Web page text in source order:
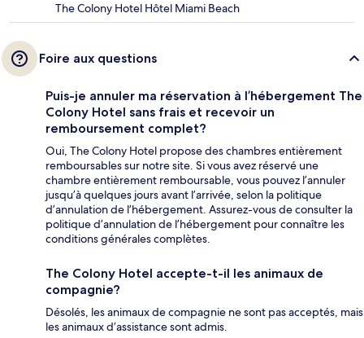
The Colony Hotel Hôtel Miami Beach
Foire aux questions
Puis-je annuler ma réservation à l’hébergement The
Colony Hotel sans frais et recevoir un
remboursement complet?
Oui, The Colony Hotel propose des chambres entièrement
remboursables sur notre site. Si vous avez réservé une
chambre entièrement remboursable, vous pouvez l’annuler
jusqu’à quelques jours avant l’arrivée, selon la politique
d’annulation de l’hébergement. Assurez-vous de consulter la
politique d’annulation de l’hébergement pour connaître les
conditions générales complètes.
The Colony Hotel accepte-t-il les animaux de
compagnie?
Désolés, les animaux de compagnie ne sont pas acceptés, mais
les animaux d’assistance sont admis.